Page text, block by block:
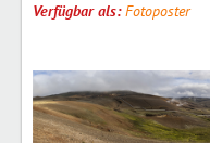
Verfügbar als:Fotoposter